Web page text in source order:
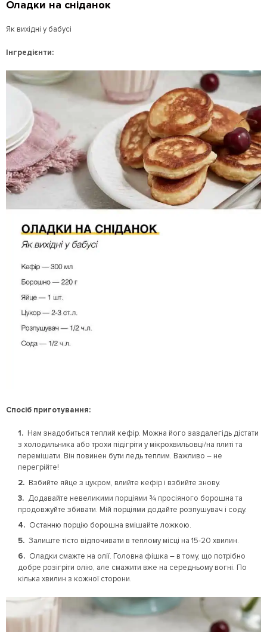
Оладки на сніданок
Як вихідні у бабусі
Інгредієнти:
Спосіб приготування:
Нам знадобиться теплий кефір. Можна його заздалегідь дістати
з холодильника або трохи підігріти у мікрохвильовці/на плиті та
перемішати. Він повинен бути ледь теплим. Важливо – не
перегрійте!
Взбийте яйце з цукром, влийте кефір і взбийте знову.
Додавайте невеликими порціями ¾ просіяного борошна та
продовжуйте збивати. Мій порціями додайте розпушувач і соду.
Останню порцію борошна вмішайте ложкою.
Залиште тісто відпочивати в теплому місці на 15-20 хвилин.
Оладки смажте на олії. Головна фішка – в тому, що потрібно
добре розігріти олію, але смажити вже на середньому вогні. По
кілька хвилин з кожної сторони.